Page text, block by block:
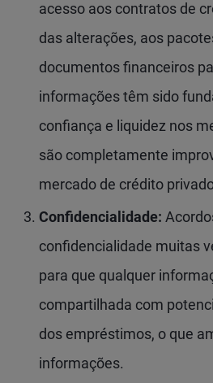
acesso aos contratos de
das alterações, aos
documentos financeiros
informações têm sido
confiança e liquidez nos
são completamente
mercado de crédito
Confidencialidade:
confidencialidade muitas
para que qualquer
compartilhada com
dos empréstimos, o que
informações.